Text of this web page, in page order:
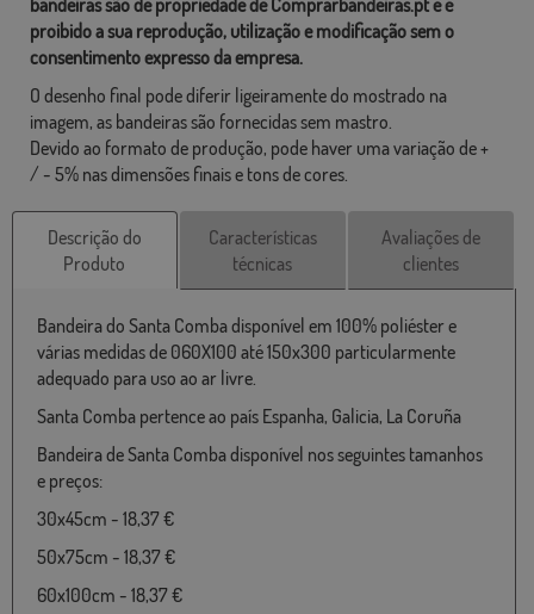
bandeiras são de propriedade de Comprarbandeiras.pt e é
proibido a sua reprodução, utilização e modificação sem o
consentimento expresso da empresa.
O desenho final pode diferir ligeiramente do mostrado na
imagem, as bandeiras são fornecidas sem mastro.
Devido ao formato de produção, pode haver uma variação de +
/ - 5% nas dimensões finais e tons de cores.
Descrição do
Produto
Características
técnicas
Avaliações de
clientes
Bandeira do Santa Comba disponível em 100% poliéster e
várias medidas de 060X100 até 150x300 particularmente
adequado para uso ao ar livre.
Santa Comba pertence ao país Espanha, Galicia, La Coruña
Bandeira de Santa Comba disponível nos seguintes tamanhos
e preços:
30x45cm - 18,37 €
50x75cm - 18,37 €
60x100cm - 18,37 €